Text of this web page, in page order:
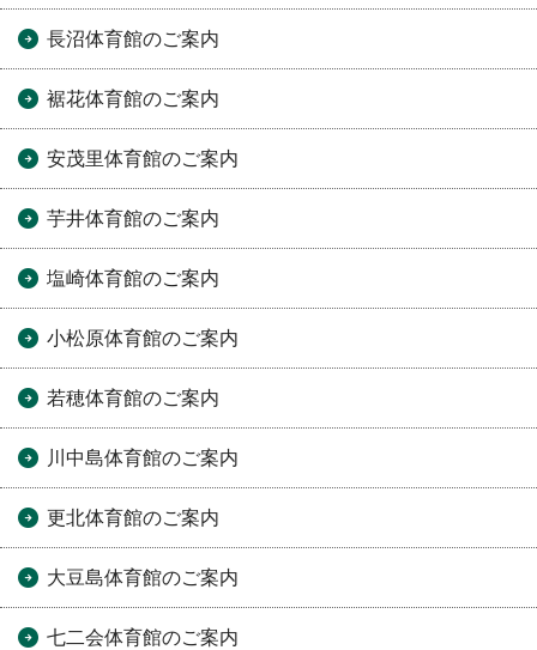
長沼体育館のご案内
裾花体育館のご案内
安茂里体育館のご案内
芋井体育館のご案内
塩崎体育館のご案内
小松原体育館のご案内
若穂体育館のご案内
川中島体育館のご案内
更北体育館のご案内
大豆島体育館のご案内
七二会体育館のご案内